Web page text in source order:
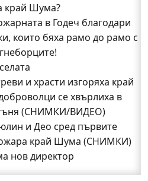
и храсти изгоряха край
се хвърлиха в
(СНИМКИ/ВИДЕО)
на тока утре в части
Годеч
Станимир да изберат Годеч
в чужбина? (ВИДЕО)
под старата круша
опитаха вкуса на Годеч
(ВИДЕО)
край Шума?
в Годеч благодари
които бяха рамо до рамо с
и храсти изгоряха край
се хвърлиха в
(СНИМКИ/ВИДЕО)
и Део сред първите
край Шума (СНИМКИ)
нов директор